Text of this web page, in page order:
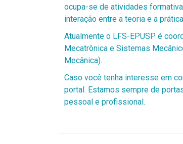
ocupa-se de atividades
interação entre a teoria e a
Atualmente o LFS-EPUSP é
Mecatrônica e Sistemas
Mecânica).
Caso você tenha interesse em
portal. Estamos sempre de
pessoal e profissional.